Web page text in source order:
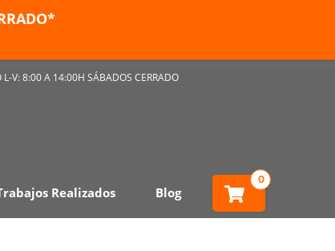
L-V: 8:00 A 14:00H SÁBADOS CERRADO
Realizados Blog
0